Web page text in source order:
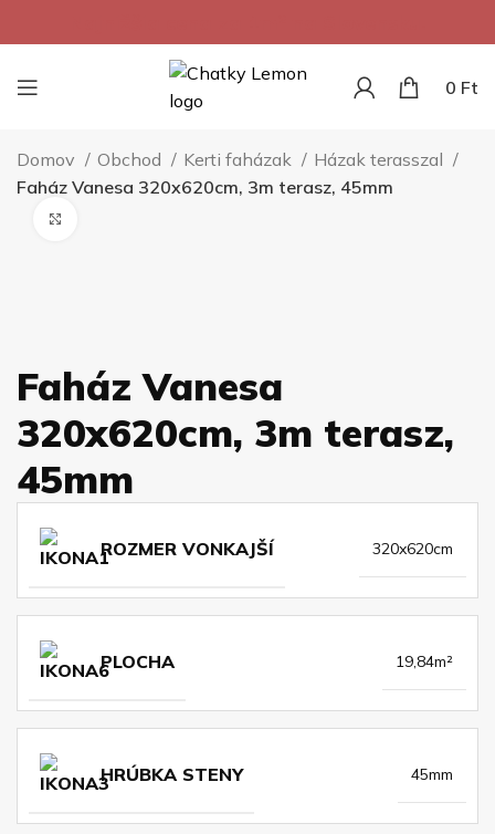
0 Ft
Domov Obchod Kerti faházak
Házak terasszal
Faház Vanesa​ 320x620cm, 3m terasz, 45mm
Faház Vanesa​
320x620cm, 3m terasz,
45mm
ROZMER VONKAJŠÍ 320x620cm
PLOCHA 19,84m²
HRÚBKA STENY 45mm